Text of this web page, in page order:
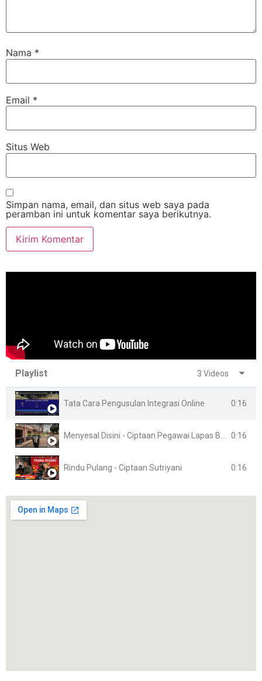
Nama *
Email *
Situs Web
Simpan nama, email, dan situs web saya pada
peramban ini untuk komentar saya berikutnya.
Playlist 3 Videos
Tata Cara Pengusulan Integrasi Online 0:16
Menyesal Disini - Ciptaan Pegawai Lapas Banyuasin 0:16
Rindu Pulang - Ciptaan Sutriyani 0:16